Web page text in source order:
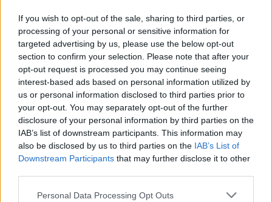
If you wish to opt-out of the sale, sharing to third parties, or
processing of your personal or sensitive information for
targeted advertising by us, please use the below opt-out
section to confirm your selection. Please note that after your
opt-out request is processed you may continue seeing
interest-based ads based on personal information utilized by
us or personal information disclosed to third parties prior to
your opt-out. You may separately opt-out of the further
disclosure of your personal information by third parties on the
IAB’s list of downstream participants. This information may
also be disclosed by us to third parties on the IAB’s List of
Downstream Participants that may further disclose it to other
Please note that this website/app uses one or more Google
Personal Data Processing Opt Outs
Notizie in tempo reale?
Entra nel canale telegram di
GalluraOggi.it
Inviaci le tue segnalazioni,
i tuoi video e le tue foto
Su WhatsApp al numero +39
345 356 7512